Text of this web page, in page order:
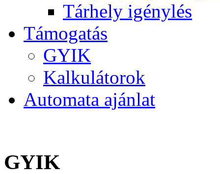
Tárhely igénylés
Támogatás
GYIK
Kalkulátorok
Automata ajánlat
GYIK